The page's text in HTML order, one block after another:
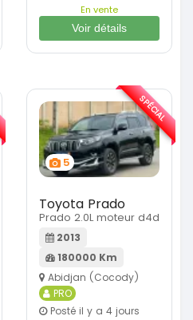
En vente
Voir détails
5
Toyota Prado
Prado 2.0L moteur d4d
2013
180000 Km
Abidjan (Cocody)
PRO
Posté il y a 4 jours
SPÉCIAL